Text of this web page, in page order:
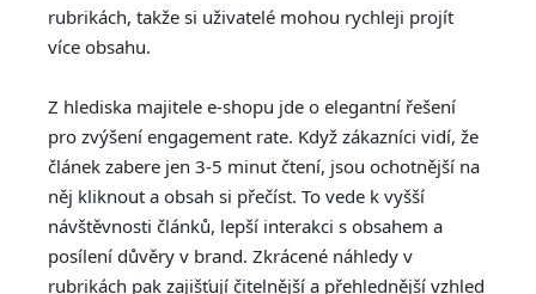
rubrikách, takže si uživatelé mohou rychleji projít
více obsahu.
Z hlediska majitele e-shopu jde o elegantní řešení
pro zvýšení engagement rate. Když zákazníci vidí, že
článek zabere jen 3-5 minut čtení, jsou ochotnější na
něj kliknout a obsah si přečíst. To vede k vyšší
návštěvnosti článků, lepší interakci s obsahem a
posílení důvěry v brand. Zkrácené náhledy v
rubrikách pak zajišťují čitelnější a přehlednější vzhled